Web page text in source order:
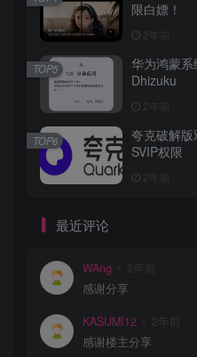
限白嫖！
2年前
华为鸿蒙
Dhizuku
2年前
TOP5
夸克破解
SVIP权限
2年前
TOP6
最近评论
WAng 2年前
感谢分享
KASUMI12 2年前
感谢楼主分享